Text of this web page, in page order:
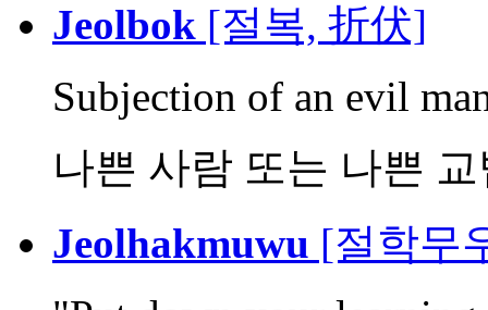
Jeolbok [절복, 折伏]
Subjection of an evil
나쁜 사람 또는 나쁜
Jeolhakmuwu [절학무